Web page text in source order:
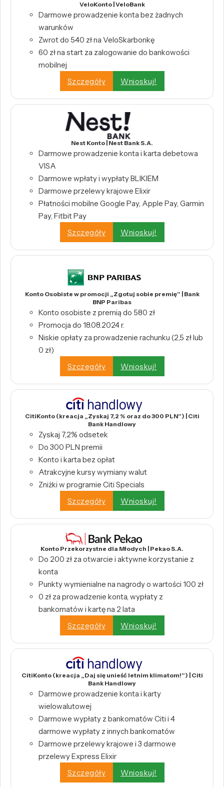
VeloKonto | VeloBank
Darmowe prowadzenie konta bez żadnych
warunków
Zwrot do 540 zł na VeloSkarbonkę
60 zł na start za zalogowanie do bankowości
mobilnej
Szczegóły
Wnioskuj!
Nest Konto | Nest Bank S.A.
Darmowe prowadzenie konta i karta debetowa
VISA
Darmowe wpłaty i wypłaty BLIKIEM
Darmowe przelewy krajowe Elixir
Płatności mobilne Google Pay, Apple Pay, Garmin
Pay, Fitbit Pay
Szczegóły
Wnioskuj!
Konto Osobiste w promocji „Zgotuj sobie premię” | Bank
BNP Paribas
Konto osobiste z premią do 580 zł
Promocja do 18.08.2024 r.
Niskie opłaty za prowadzenie rachunku (2,5 zł lub
0 zł)
Szczegóły
Wnioskuj!
CitiKonto (kreacja „Zyskaj 7,2 % oraz do 300 PLN”) | Citi
Bank Handlowy
Zyskaj 7,2% odsetek
Do 300 PLN premii
Konto i karta bez opłat
Atrakcyjne kursy wymiany walut
Zniżki w programie Citi Specials
Szczegóły
Wnioskuj!
Konto Przekorzystne dla Młodych | Pekao S.A.
Do 200 zł za otwarcie i aktywne korzystanie z
konta
Punkty wymienialne na nagrody o wartości 100 zł
0 zł za prowadzenie konta, wypłaty z
bankomatów i kartę na 2 lata
Szczegóły
Wnioskuj!
CitiKonto (kreacja „Daj się unieść letnim klimatom!”) | Citi
Bank Handlowy
Darmowe prowadzenie konta i karty
wielowalutowej
Darmowe wypłaty z bankomatów Citi i 4
darmowe wypłaty z innych bankomatów
Darmowe przelewy krajowe i 3 darmowe
przelewy Express Elixir
Szczegóły
Wnioskuj!